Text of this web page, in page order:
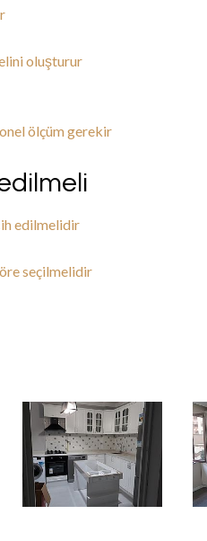
oluşturur
ölçüm gerekir
edilmelidir
seçilmelidir